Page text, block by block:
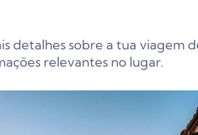
detalhes sobre a tua viagem
relevantes no lugar.